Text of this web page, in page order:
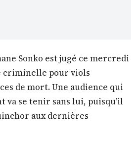
Sonko est jugé ce mercredi
criminelle pour viols
de mort. Une audience qui
va se tenir sans lui, puisqu’il
aux dernières